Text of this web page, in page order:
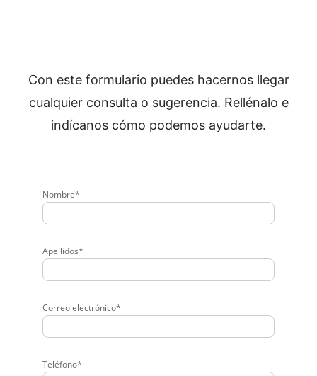
Con este formulario puedes hacernos llegar
cualquier consulta o sugerencia. Rellénalo e
indícanos cómo podemos ayudarte.
Nombre*
Apellidos*
Correo electrónico*
Teléfono*